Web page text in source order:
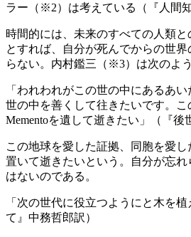
ラー（※2）は考えている（『人間
時間的には、未来のすべての人類
とすれば、自分が死んでからの世
らない。内村鑑三（※3）は次のよ
「われわれがこの世の中にあるあ
世の中を善くして往きたいです。
Mementoを遺して逝きたい」（『後
この地球を愛した証拠、同胞を愛し
置いて逝きたいという。自分が忘
はないのである。
「次の世代に役立つようにと木を
て』中務哲郎訳）